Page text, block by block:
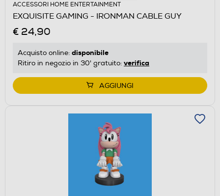
ACCESSORI HOME ENTERTAINMENT
EXQUISITE GAMING - IRONMAN CABLE GUY
€ 24,90
Acquisto online: disponibile
Ritiro in negozio in 30' gratuito: verifica
AGGIUNGI